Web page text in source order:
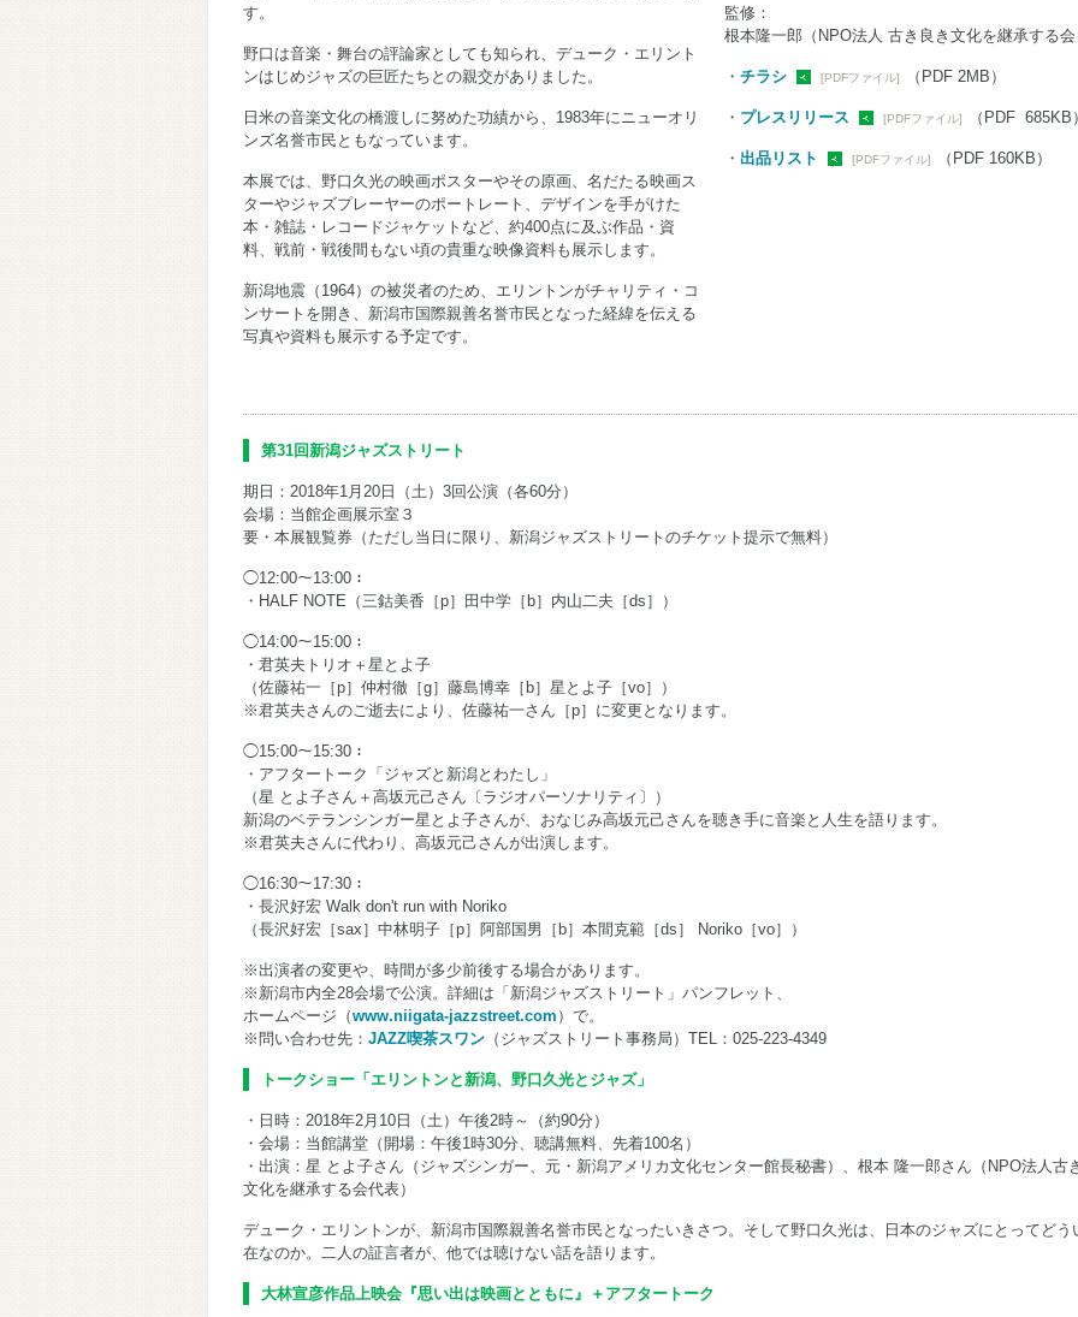
す。
野口は音楽・舞台の評論家としても知られ、デューク・エリント
ンはじめジャズの巨匠たちとの親交がありました。
日米の音楽文化の橋渡しに努めた功績から、1983年にニューオリ
ンズ名誉市民ともなっています。
本展では、野口久光の映画ポスターやその原画、名だたる映画ス
ターやジャズプレーヤーのポートレート、デザインを手がけた
本・雑誌・レコードジャケットなど、約400点に及ぶ作品・資
料、戦前・戦後間もない頃の貴重な映像資料も展示します。
新潟地震（1964）の被災者のため、エリントンがチャリティ・コ
ンサートを開き、新潟市国際親善名誉市民となった経緯を伝える
写真や資料も展示する予定です。
監修：
根本隆一郎（NPO法人 古き良き文化を継承する
・ チラシ [PDFファイル] （PDF 2MB）
・ プレスリリース [PDFファイル] （PDF 685KB
・ 出品リスト [PDFファイル] （PDF 160KB）
第31回新潟ジャズストリート
期日：2018年1月20日（土）3回公演（各60分）
会場：当館企画展示室３
要・本展観覧券（ただし当日に限り、新潟ジャズストリートのチケット提示で無料）
◯12:00～13:00：
・HALF NOTE（三鈷美香［p］田中学［b］内山二夫［ds］）
◯14:00～15:00：
・君英夫トリオ＋星とよ子
（佐藤祐一［p］仲村徹［g］藤島博幸［b］星とよ子［vo］）
※君英夫さんのご逝去により、佐藤祐一さん［p］に変更となります。
◯15:00～15:30：
・アフタートーク「ジャズと新潟とわたし」
（星 とよ子さん＋高坂元己さん〔ラジオパーソナリティ〕）
新潟のベテランシンガー星とよ子さんが、おなじみ高坂元己さんを聴き手に音楽と人生を語ります。
※君英夫さんに代わり、高坂元己さんが出演します。
◯16:30～17:30：
・長沢好宏 Walk don't run with Noriko
（長沢好宏［sax］中林明子［p］阿部国男［b］本間克範［ds］ Noriko［vo］）
※出演者の変更や、時間が多少前後する場合があります。
※新潟市内全28会場で公演。詳細は「新潟ジャズストリート」パンフレット、
ホームページ（www.niigata-jazzstreet.com ）で。
※問い合わせ先： JAZZ喫茶スワン （ジャズストリート事務局）TEL：025-223-4349
トークショー「エリントンと新潟、野口久光とジャズ」
・日時：2018年2月10日（土）午後2時～（約90分）
・会場：当館講堂（開場：午後1時30分、聴講無料、先着100名）
・出演：星 とよ子さん（ジャズシンガー、元・新潟アメリカ文化センター館長秘書）、根本 隆一郎さん（NPO法人古
文化を継承する会代表）
デューク・エリントンが、新潟市国際親善名誉市民となったいきさつ。そして野口久光は、日本のジャズにとってどう
在なのか。二人の証言者が、他では聴けない話を語ります。
大林宣彦作品上映会『思い出は映画とともに』＋アフタートーク